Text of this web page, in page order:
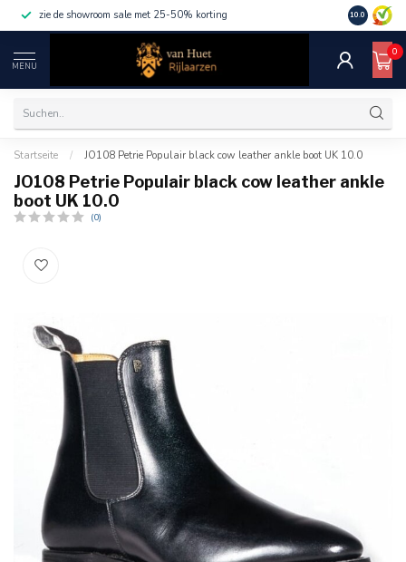
zie de showroom sale met 25-50% korting 10.0
MENU
0
Startseite / JO108 Petrie Populair black cow leather ankle boot UK 10.0
JO108 Petrie Populair black cow leather ankle
boot UK 10.0
(0)